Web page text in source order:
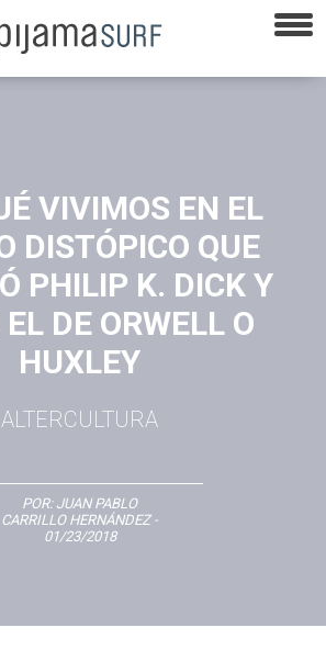
VIVIMOS EN EL
DISTÓPICO QUE
PHILIP K. DICK Y
DE ORWELL O
HUXLEY
ALTERCULTURA
POR: JUAN PABLO
CARRILLO HERNÁNDEZ-
01/23/2018